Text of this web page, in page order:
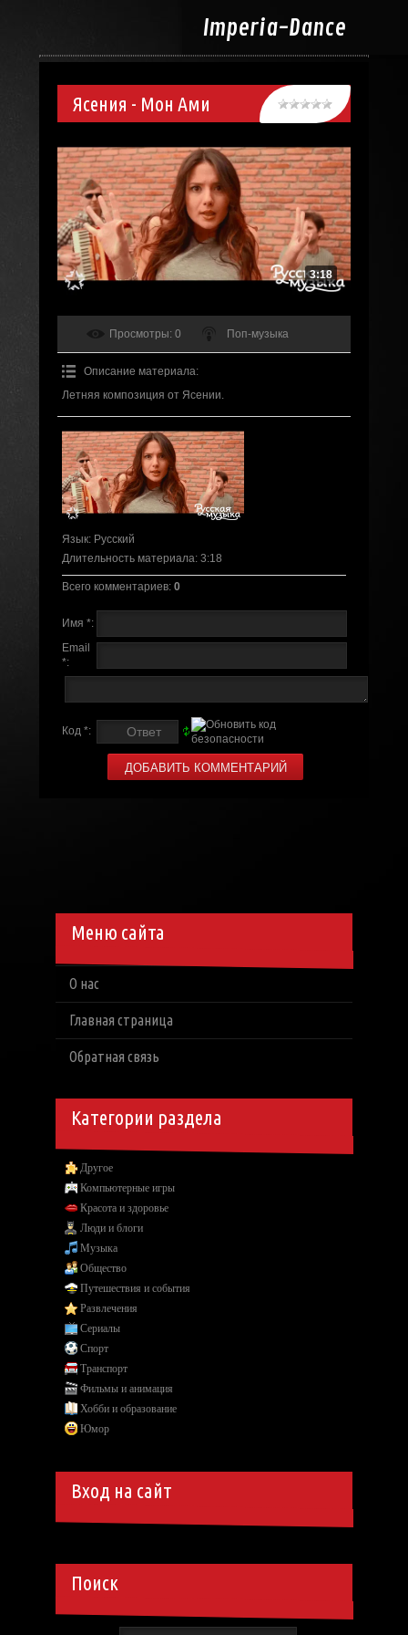
Imperia-Dance
Ясения - Мон Ами
3:18
Просмотры: 0 Поп-музыка
Описание материала:
Летняя композиция от Ясении.
Язык: Русский
Длительность материала: 3:18
Всего комментариев: 0
Имя *:
Email
*:
Код *:
Меню сайта
О нас
Главная страница
Обратная связь
Категории раздела
Другое
Компьютерные игры
Красота и здоровье
Люди и блоги
Музыка
Общество
Путешествия и события
Развлечения
Сериалы
Спорт
Транспорт
Фильмы и анимация
Хобби и образование
Юмор
Вход на сайт
Поиск